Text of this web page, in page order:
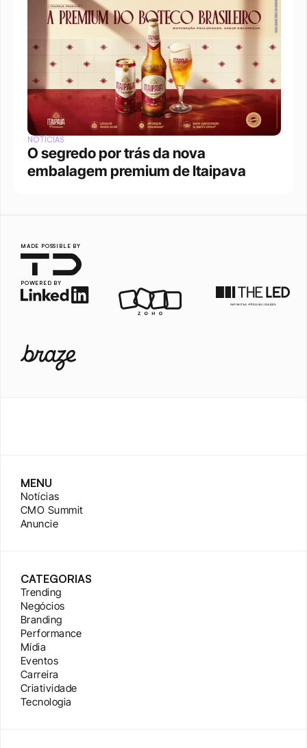
NOTÍCIAS
O segredo por trás da nova
embalagem premium de Itaipava
MADE POSSIBLE BY
POWERED BY
MENU
Notícias
CMO Summit
Anuncie
CATEGORIAS
Trending
Negócios
Branding
Performance
Mídia
Eventos
Carreira
Criatividade
Tecnologia